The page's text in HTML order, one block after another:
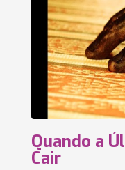
Quando a
Cair